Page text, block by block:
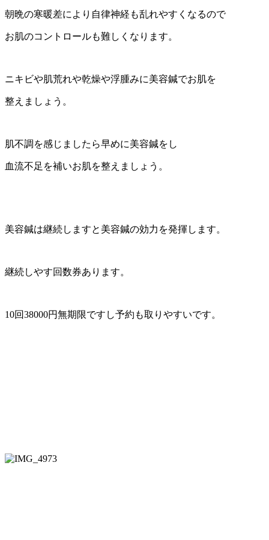
朝晩の寒暖差により自律神経も乱れやすくなるので
お肌のコントロールも難しくなります。
ニキビや肌荒れや乾燥や浮腫みに美容鍼でお肌を
整えましょう。
肌不調を感じましたら早めに美容鍼をし
血流不足を補いお肌を整えましょう。
美容鍼は継続しますと美容鍼の効力を発揮します。
継続しやす回数券あります。
10回38000円無期限ですし予約も取りやすいです。